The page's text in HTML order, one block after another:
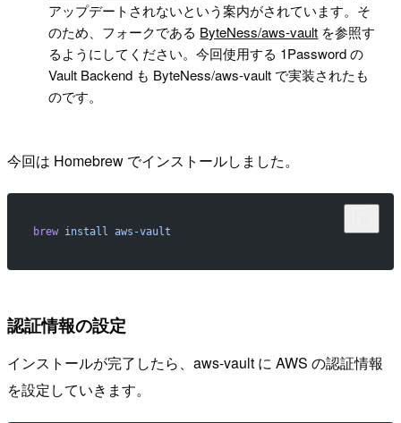
アップデートされないという案内がされています。そ
のため、フォークである ByteNess/aws-vault を参照す
るようにしてください。今回使用する 1Password の
Vault Backend も ByteNess/aws-vault で実装されたも
のです。
今回は Homebrew でインストールしました。
brew install aws-vault
認証情報の設定
インストールが完了したら、aws-vault に AWS の認証情報
を設定していきます。